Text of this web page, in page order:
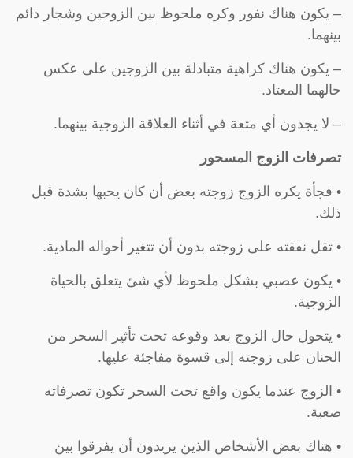
– يكون هناك نفور وكره ملحوظ بين الزوجين وشجار دائم
بينهما.
– يكون هناك كراهية متبادلة بين الزوجين على عكس
حالهما المعتاد.
– لا يجدون أي متعة في أثناء العلاقة الزوجية بينهما.
تصرفات الزوج المسحور
• فجأة يكره الزوج زوجته بعض أن كان يحبها بشدة قبل
ذلك.
• تقل نفقته على زوجته بدون أن تتغير أحواله المادية.
• يكون عصبي بشكل ملحوظ لأي شئ يتعلق بالحياة
الزوجية.
• يتحول حال الزوج بعد وقوعه تحت تأثير السحر من
الحنان على زوجته إلى قسوة مفاجئة عليها.
• الزوج عندما يكون واقع تحت السحر تكون تصرفاته
صعبة.
• هناك بعض الأشخاص الذين يريدون أن يفرقوا بين